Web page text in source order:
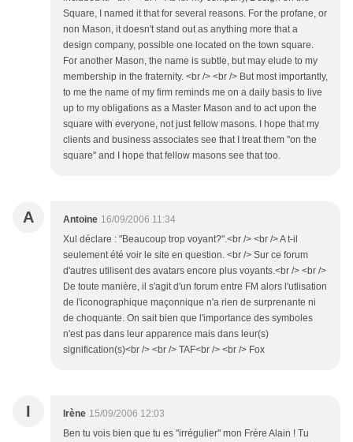
Square, I named it that for several reasons. For the profane, or
non Mason, it doesn't stand out as anything more that a
design company, possible one located on the town square.
For another Mason, the name is subtle, but may elude to my
membership in the fraternity. <br /> <br /> But most importantly,
to me the name of my firm reminds me on a daily basis to live
up to my obligations as a Master Mason and to act upon the
square with everyone, not just fellow masons. I hope that my
clients and business associates see that I treat them "on the
square" and I hope that fellow masons see that too.
A Antoine 16/09/2006 11:34
Xul déclare : "Beaucoup trop voyant?".<br /> <br /> A t-il
seulement été voir le site en question. <br /> Sur ce forum
d'autres utilisent des avatars encore plus voyants.<br /> <br />
De toute manière, il s'agit d'un forum entre FM alors l'utlisation
de l'iconographique maçonnique n'a rien de surprenante ni
de choquante. On sait bien que l'importance des symboles
n'est pas dans leur apparence mais dans leur(s)
signification(s)<br /> <br /> TAF<br /> <br /> Fox
I Irène 15/09/2006 12:03
Ben tu vois bien que tu es "irrégulier" mon Frère Alain ! Tu